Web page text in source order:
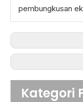
pembungkusan
Kategori